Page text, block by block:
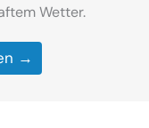
Wetter.
→